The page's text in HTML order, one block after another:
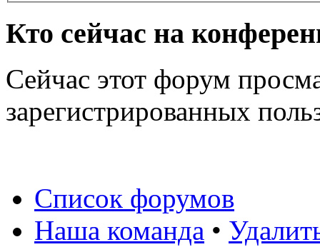
Кто сейчас на
Сейчас этот форум
зарегистрированных
Список форумов
Наша команда •